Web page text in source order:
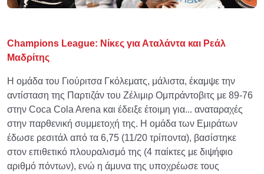
Champions League: Νίκες για Αταλάντα και Ρεάλ
Μαδρίτης
Η ομάδα του Γιούριτσα Γκόλεματς, μάλιστα, έκαμψε την
αντίσταση της Παρτιζάν του Ζέλιμιρ Ομπράντοβιτς με 89-76
στην Coca Cola Arena και έδειξε έτοιμη για... αναταραχές
στην παρθενική συμμετοχή της. Η ομάδα των Εμιράτων
έδωσε ρεσιτάλ από τα 6,75 (11/20 τρίποντα), βασίστηκε
στον επιθετικό πλουραλισμό της (4 παίκτες με διψήφιο
αριθμό πόντων), ενώ η άμυνα της υποχρέωσε τους